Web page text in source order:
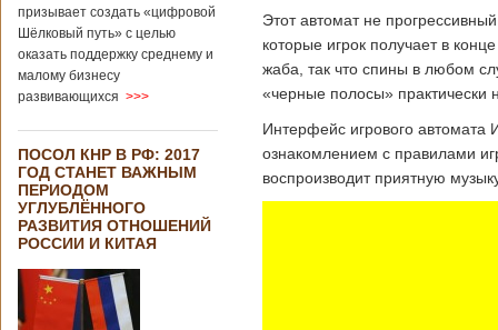
призывает создать «цифровой
Шёлковый путь» с целью
оказать поддержку среднему и
малому бизнесу
развивающихся >>>
ПОСОЛ КНР В РФ: 2017
ГОД СТАНЕТ ВАЖНЫМ
ПЕРИОДОМ
УГЛУБЛЁННОГО
РАЗВИТИЯ ОТНОШЕНИЙ
РОССИИ И КИТАЯ
Этот автомат не
которые игрок получает в
жаба, так что спины в любом
«черные полосы» практически
Интерфейс игрового автомата
ознакомлением с правилами
воспроизводит приятную